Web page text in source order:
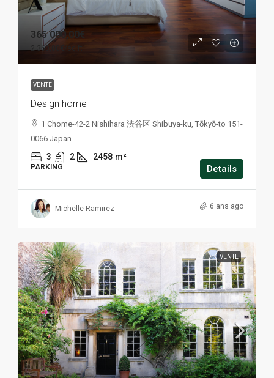
365 000,00€
2 360,00€
VENTE
Design home
1 Chome-42-2 Nishihara 渋谷区 Shibuya-ku, Tōkyō-to 151-
0066 Japan
3 2 2458 m²
PARKING Details
Michelle Ramirez 6 ans ago
VENTE